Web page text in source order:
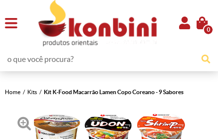
0
Home Kits Kit K-Food Macarrão Lamen Copo Coreano - 9 Sabores